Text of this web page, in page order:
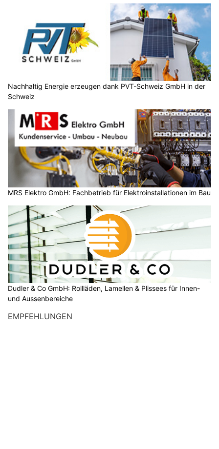
Nachhaltig Energie erzeugen dank PVT-Schweiz GmbH in der
MRS Elektro GmbH: Fachbetrieb für Elektroinstallationen im Bau
Dudler & Co GmbH: Rollläden, Lamellen & Plissees für Innen-
und Aussenbereiche
EMPFEHLUNGEN